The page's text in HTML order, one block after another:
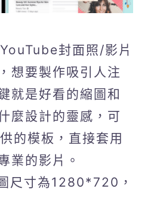
封面照/影片
想要製作吸引人注
就是好看的縮圖和
麼設計的靈感，可
的模板，直接套用
業的影片。
尺寸為1280*720，